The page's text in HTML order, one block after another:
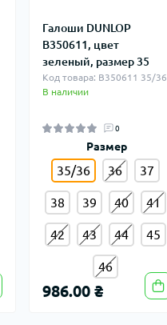
Галоши DUNLOP
B350611, цвет
зеленый, размер 35
Код товара: B350611 35/36
В наличии
0
Размер
35/36 36 37
38 39 40 41
42 43 44 45
46
986.00 ₴